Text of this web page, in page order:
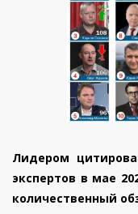
Лидером
экспертов в мае
количественный